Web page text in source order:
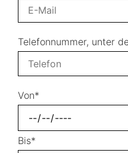
Telefonnummer, unter
Von*
Bis*